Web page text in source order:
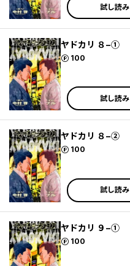
試し読み
ヤドカリ ８−①
100
ポイント
試し読み
ヤドカリ ８−②
100
ポイント
試し読み
ヤドカリ ９−①
100
ポイント